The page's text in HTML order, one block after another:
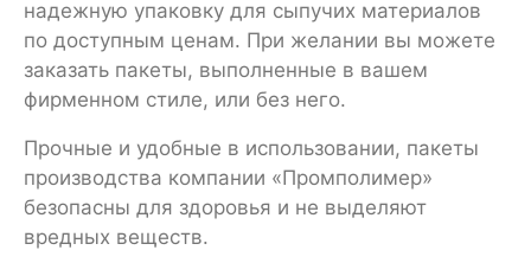
надежную упаковку для сыпучих материалов
по доступным ценам. При желании вы можете
заказать пакеты, выполненные в вашем
фирменном стиле, или без него.
Прочные и удобные в использовании, пакеты
производства компании «Промполимер»
безопасны для здоровья и не выделяют
вредных веществ.